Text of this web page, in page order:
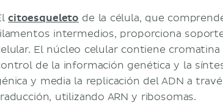
citoesqueleto de la célula, que
intermedios, proporciona
El núcleo celular contiene
de la información genética y la
y media la replicación del ADN a
utilizando ARN y ribosomas.